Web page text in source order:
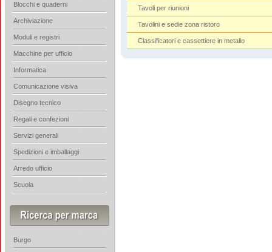
Tavoli per riunioni
Tavolini e sedie zona ristoro
Classificatori e cassettiere in metallo
Blocchi e quaderni
Archiviazione
Moduli e registri
Macchine per ufficio
Informatica
Comunicazione visiva
Disegno tecnico
Regali e confezioni
Servizi generali
Spedizioni e imballaggi
Arredo ufficio
Scuola
Burgo